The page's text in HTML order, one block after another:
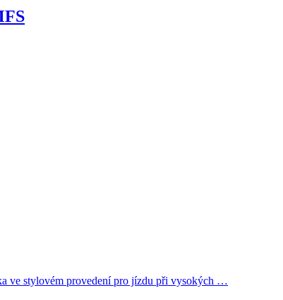
ve stylovém provedení pro jízdu při vysokých …